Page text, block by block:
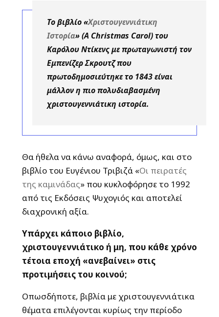
Το βιβλίο «Χριστουγεννιάτικη
Ιστορία» (A Christmas Carol) του
Καρόλου Ντίκενς με πρωταγωνιστή τον
Εμπενίζερ Σκρουτζ που
πρωτοδημοσιεύτηκε το 1843 είναι
μάλλον η πιο πολυδιαβασμένη
χριστουγεννιάτικη ιστορία.
Θα ήθελα να κάνω αναφορά, όμως, και στο
βιβλίο του Ευγένιου Τριβιζά «Οι πειρατές
της καμινάδας» που κυκλοφόρησε το 1992
από τις Εκδόσεις Ψυχογιός και αποτελεί
διαχρονική αξία.
Υπάρχει κάποιο βιβλίο,
χριστουγεννιάτικο ή μη, που κάθε χρόνο
τέτοια εποχή «ανεβαίνει» στις
προτιμήσεις του κοινού;
Οπωσδήποτε, βιβλία με χριστουγεννιάτικα
θέματα επιλέγονται κυρίως την περίοδο